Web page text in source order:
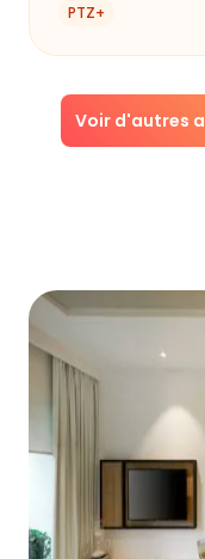
PTZ+
Voir d'autres